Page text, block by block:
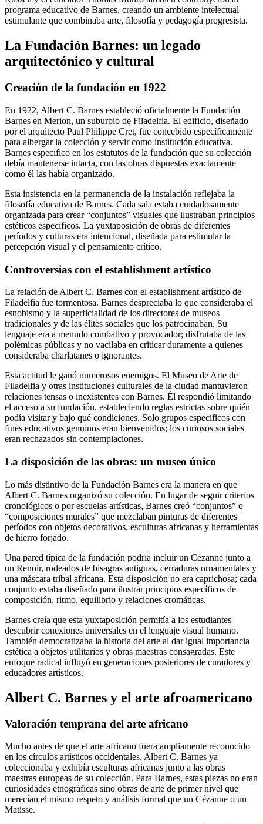
programa educativo de Barnes, creando un ambiente intelectual
estimulante que combinaba arte, filosofía y pedagogía progresista.
La Fundación Barnes: un legado
arquitectónico y cultural
Creación de la fundación en 1922
En 1922, Albert C. Barnes estableció oficialmente la Fundación
Barnes en Merion, un suburbio de Filadelfia. El edificio, diseñado
por el arquitecto Paul Philippe Cret, fue concebido específicamente
para albergar la colección y servir como institución educativa.
Barnes especificó en los estatutos de la fundación que su colección
debía mantenerse intacta, con las obras dispuestas exactamente
como él las había organizado.
Esta insistencia en la permanencia de la instalación reflejaba la
filosofía educativa de Barnes. Cada sala estaba cuidadosamente
organizada para crear “conjuntos” visuales que ilustraban principios
estéticos específicos. La yuxtaposición de obras de diferentes
períodos y culturas era intencional, diseñada para estimular la
percepción visual y el pensamiento crítico.
Controversias con el establishment artístico
La relación de Albert C. Barnes con el establishment artístico de
Filadelfia fue tormentosa. Barnes despreciaba lo que consideraba el
esnobismo y la superficialidad de los directores de museos
tradicionales y de las élites sociales que los patrocinaban. Su
lenguaje era a menudo combativo y provocador; disfrutaba de las
polémicas públicas y no vacilaba en criticar duramente a quienes
consideraba charlatanes o ignorantes.
Esta actitud le ganó numerosos enemigos. El Museo de Arte de
Filadelfia y otras instituciones culturales de la ciudad mantuvieron
relaciones tensas o inexistentes con Barnes. Él respondió limitando
el acceso a su fundación, estableciendo reglas estrictas sobre quién
podía visitar y bajo qué condiciones. Solo grupos específicos con
fines educativos genuinos eran bienvenidos; los curiosos sociales
eran rechazados sin contemplaciones.
La disposición de las obras: un museo único
Lo más distintivo de la Fundación Barnes era la manera en que
Albert C. Barnes organizó su colección. En lugar de seguir criterios
cronológicos o por escuelas artísticas, Barnes creó “conjuntos” o
“composiciones murales” que mezclaban pinturas de diferentes
períodos con objetos decorativos, esculturas africanas y herramientas
de hierro forjado.
Una pared típica de la fundación podría incluir un Cézanne junto a
un Renoir, rodeados de bisagras antiguas, cerraduras ornamentales y
una máscara tribal africana. Esta disposición no era caprichosa; cada
conjunto estaba diseñado para ilustrar principios específicos de
composición, ritmo, equilibrio y relaciones cromáticas.
Barnes creía que esta yuxtaposición permitía a los estudiantes
descubrir conexiones universales en el lenguaje visual humano.
También democratizaba la historia del arte al dar igual importancia
estética a objetos utilitarios y obras maestras consagradas. Este
enfoque radical influyó en generaciones posteriores de curadores y
educadores artísticos.
Albert C. Barnes y el arte afroamericano
Valoración temprana del arte africano
Mucho antes de que el arte africano fuera ampliamente reconocido
en los círculos artísticos occidentales, Albert C. Barnes ya
coleccionaba y exhibía esculturas africanas junto a las obras
maestras europeas de su colección. Para Barnes, estas piezas no eran
curiosidades etnográficas sino obras de arte de primer nivel que
merecían el mismo respeto y análisis formal que un Cézanne o un
Matisse.